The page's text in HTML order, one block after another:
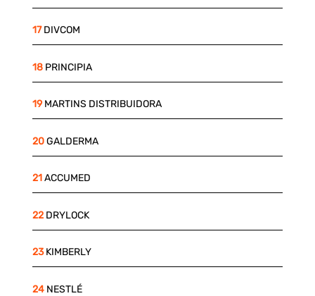
17DIVCOM
18PRINCIPIA
19MARTINS DISTRIBUIDORA
20GALDERMA
21ACCUMED
22DRYLOCK
23KIMBERLY
24NESTLÉ